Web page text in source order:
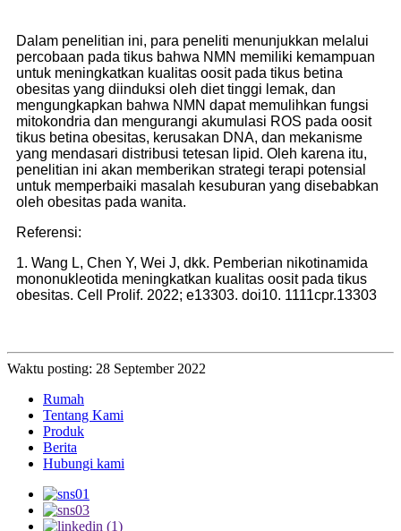
Dalam penelitian ini, para peneliti menunjukkan melalui
percobaan pada tikus bahwa NMN memiliki kemampuan
untuk meningkatkan kualitas oosit pada tikus betina
obesitas yang diinduksi oleh diet tinggi lemak, dan
mengungkapkan bahwa NMN dapat memulihkan fungsi
mitokondria dan mengurangi akumulasi ROS pada oosit
tikus betina obesitas, kerusakan DNA, dan mekanisme
yang mendasari distribusi tetesan lipid. Oleh karena itu,
penelitian ini akan memberikan strategi terapi potensial
untuk memperbaiki masalah kesuburan yang disebabkan
oleh obesitas pada wanita.
Referensi:
1. Wang L, Chen Y, Wei J, dkk. Pemberian nikotinamida
mononukleotida meningkatkan kualitas oosit pada tikus
obesitas. Cell Prolif. 2022; e13303. doi10. 1111cpr.13303
Waktu posting: 28 September 2022
Rumah
Tentang Kami
Produk
Berita
Hubungi kami